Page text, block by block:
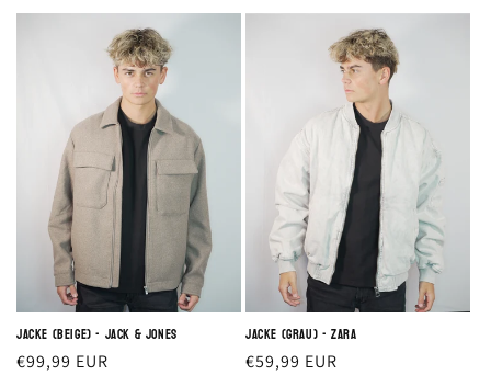
Jacke (beige) - Jack & Jones
Normaler
€99,99 EUR
Jacke (grau) - ZARA
Normaler
€59,99 EUR